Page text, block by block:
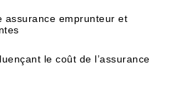
assurance emprunteur et
le coût de l’assurance